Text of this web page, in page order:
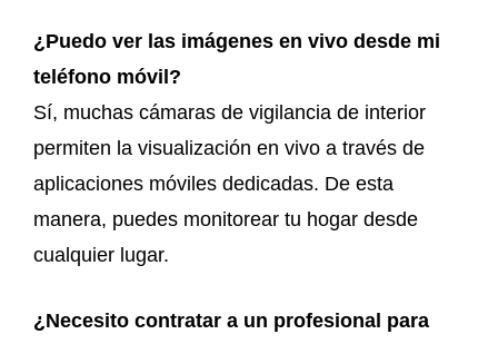
¿Puedo ver las imágenes en vivo desde mi
teléfono móvil?
Sí, muchas cámaras de vigilancia de interior
permiten la visualización en vivo a través de
aplicaciones móviles dedicadas. De esta
manera, puedes monitorear tu hogar desde
cualquier lugar.
¿Necesito contratar a un profesional para